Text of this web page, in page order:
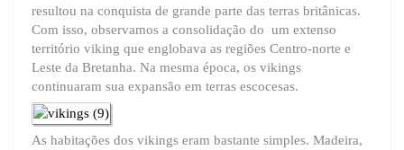
resultou na conquista de grande parte das terras britânicas.
Com isso, observamos a consolidação do um extenso
território viking que englobava as regiões Centro-norte e
Leste da Bretanha. Na mesma época, os vikings
continuaram sua expansão em terras escocesas.
As habitações dos vikings eram bastante simples. Madeira,